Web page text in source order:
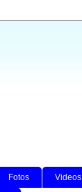
Fotos Videos